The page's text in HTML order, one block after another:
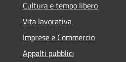
Cultura e tempo libero
Vita lavorativa
Imprese e Commercio
Appalti pubblici